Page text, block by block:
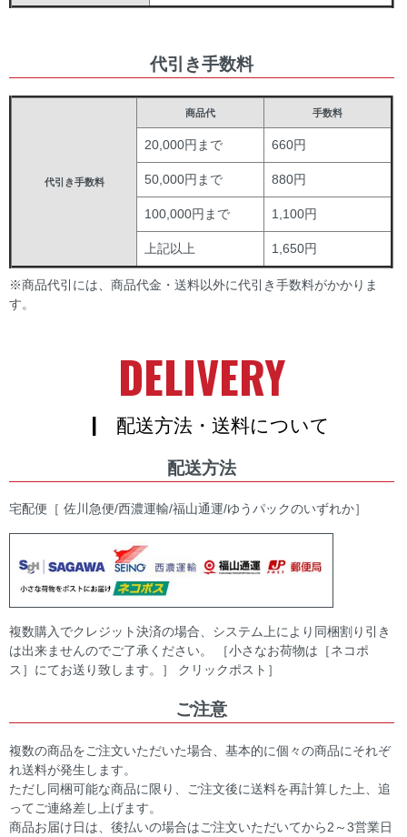
代引き手数料
代引き手数料
商品代 手数料
20,000円まで 660円
50,000円まで 880円
100,000円まで 1,100円
上記以上 1,650円
※商品代引には、商品代金・送料以外に代引き手数料がかかりま
す。
DELIVERY
| 配送方法・送料について
配送方法
宅配便［ 佐川急便/西濃運輸/福山通運/ゆうパックのいずれか］
複数購入でクレジット決済の場合、システム上により同梱割り引き
は出来ませんのでご了承ください。 ［小さなお荷物は［ネコポ
ス］にてお送り致します。］ クリックポスト］
ご注意
複数の商品をご注文いただいた場合、基本的に個々の商品にそれぞ
れ送料が発生します。
ただし同梱可能な商品に限り、ご注文後に送料を再計算した上、追
ってご連絡差し上げます。
商品お届け日は、後払いの場合はご注文いただいてから2～3営業日